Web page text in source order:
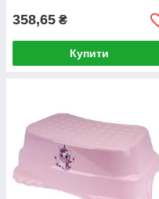
358,65 ₴
Купити